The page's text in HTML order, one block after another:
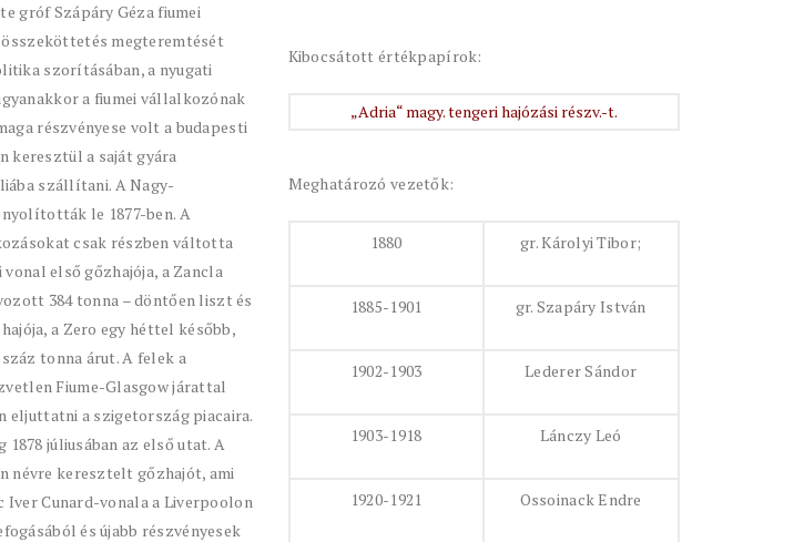
gróf Szápáry Géza fiumei
megteremtését
szorításában, a nyugati
a fiumei vállalkozónak
részvényese volt a budapesti
keresztül a saját gyára
szállítani. A Nagy-
le 1877-ben. A
csak részben váltotta
első gőzhajója, a Zancla
384 tonna – döntően liszt és
a Zero egy héttel később,
tonna árut. A felek a
Fiume-Glasgow járattal
eljuttatni a szigetország piacaira.
júliusában az első utat. A
névre keresztelt gőzhajót, ami
Iver Cunard-vonala a Liverpoolon
és újabb részvényesek
Kibocsátott értékpapírok:
„Adria“ magy. tengeri hajózási részv.-t.
Meghatározó vezetők:
1880 gr. Károlyi Tibor;
1885-1901 gr. Szapáry István
1902-1903 Lederer Sándor
1903-1918 Lánczy Leó
1920-1921 Ossoinack Endre